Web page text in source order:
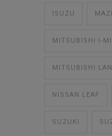
ISUZU
MITSUBISHI I-
MITSUBISHI
NISSAN LEAF
SUZUKI